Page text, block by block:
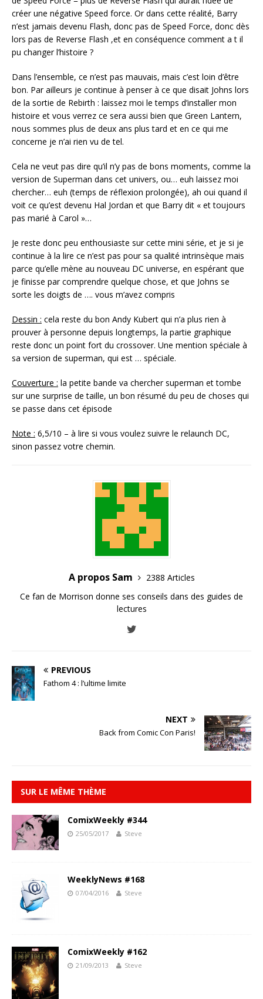
créer une négative Speed force. Or dans cette réalité, Barry
n’est jamais devenu Flash, donc pas de Speed Force, donc dès
lors pas de Reverse Flash ,et en conséquence comment a t il
pu changer l’histoire ?
Dans l’ensemble, ce n’est pas mauvais, mais c’est loin d’être
bon. Par ailleurs je continue à penser à ce que disait Johns lors
de la sortie de Rebirth : laissez moi le temps d’installer mon
histoire et vous verrez ce sera aussi bien que Green Lantern,
nous sommes plus de deux ans plus tard et en ce qui me
concerne je n’ai rien vu de tel.
Cela ne veut pas dire qu’il n’y pas de bons moments, comme la
version de Superman dans cet univers, ou… euh laissez moi
chercher… euh (temps de réflexion prolongée), ah oui quand il
voit ce qu’est devenu Hal Jordan et que Barry dit « et toujours
pas marié à Carol »…
Je reste donc peu enthousiaste sur cette mini série, et je si je
continue à la lire ce n’est pas pour sa qualité intrinsèque mais
parce qu’elle mène au nouveau DC universe, en espérant que
je finisse par comprendre quelque chose, et que Johns se
sorte les doigts de …. vous m’avez compris
Dessin : cela reste du bon Andy Kubert qui n’a plus rien à
prouver à personne depuis longtemps, la partie graphique
reste donc un point fort du crossover. Une mention spéciale à
sa version de superman, qui est … spéciale.
Couverture : la petite bande va chercher superman et tombe
sur une surprise de taille, un bon résumé du peu de choses qui
se passe dans cet épisode
Note : 6,5/10 – à lire si vous voulez suivre le relaunch DC,
sinon passez votre chemin.
A propos Sam
2388 Articles
Ce fan de Morrison donne ses conseils dans des guides de
lectures
PREVIOUS
Fathom 4 : l’ultime limite
NEXT
Back from Comic Con Paris!
SUR LE MÊME THÈME
ComixWeekly #344
25/05/2017 Steve
WeeklyNews #168
07/04/2016 Steve
ComixWeekly #162
21/09/2013 Steve